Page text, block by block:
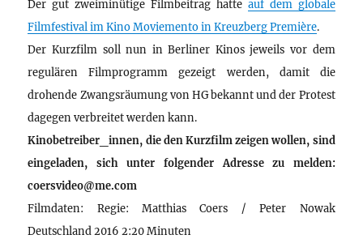
Der gut zweiminütige Filmbeitrag hatte auf dem globale
Filmfestival im Kino Moviemento in Kreuzberg Première.
Der Kurzfilm soll nun in Berliner Kinos jeweils vor dem
regulären Filmprogramm gezeigt werden, damit die
drohende Zwangsräumung von HG bekannt und der Protest
dagegen verbreitet werden kann.
Kinobetreiber_innen, die den Kurzfilm zeigen wollen, sind
eingeladen, sich unter folgender Adresse zu melden:
coersvideo@me.com
Filmdaten: Regie: Matthias Coers / Peter Nowak
Deutschland 2016 2:20 Minuten